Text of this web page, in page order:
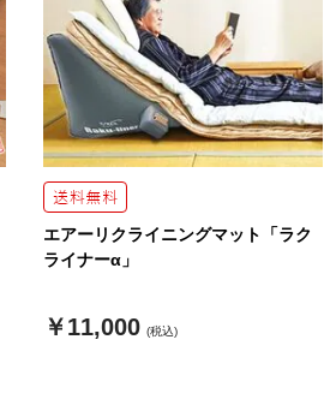
エアーリクライニングマット「ラク
ライナーα」
￥11,000 (税込)